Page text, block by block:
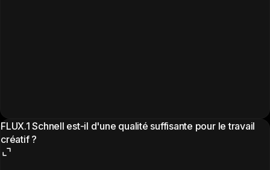
FLUX.1 Schnell est-il d'une qualité suffisante pour le travail
créatif ?